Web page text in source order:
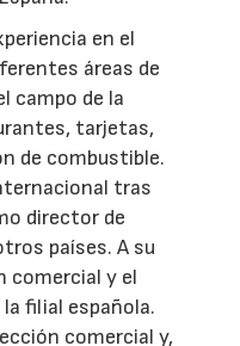
en el
áreas de
campo de la
tarjetas,
de combustible.
tras
director de
países. A su
comercial y el
filial española.
comercial y,